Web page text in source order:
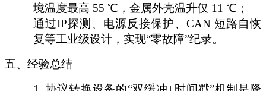
境温度最高 55 ℃，金属外壳温升仅 11 ℃；
通过IP探测、电源反接保护、CAN 短路自恢
复等工业级设计，实现“零故障”纪录。
五、经验总结